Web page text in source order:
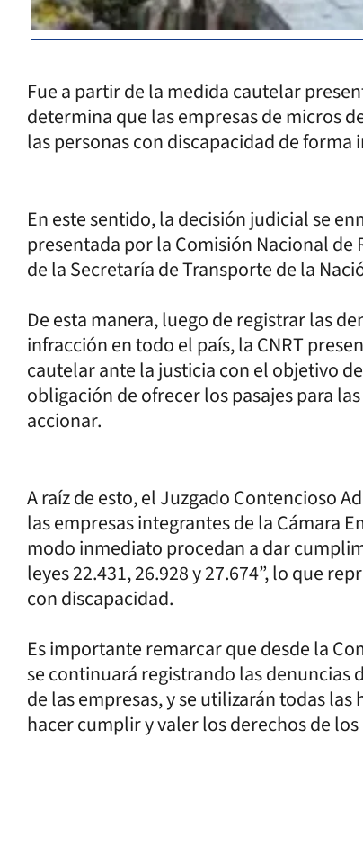
Fue a partir de la medida cautelar
determina que las empresas de micros
las personas con discapacidad de forma
En este sentido, la decisión judicial se
presentada por la Comisión Nacional
de la Secretaría de Transporte de la
De esta manera, luego de registrar las
infracción en todo el país, la CNRT
cautelar ante la justicia con el objetivo
obligación de ofrecer los pasajes para
accionar.
A raíz de esto, el Juzgado Contencioso
las empresas integrantes de la Cámara
modo inmediato procedan a dar
leyes 22.431, 26.928 y 27.674”, lo que
con discapacidad.
Es importante remarcar que desde la
se continuará registrando las denuncias
de las empresas, y se utilizarán todas
hacer cumplir y valer los derechos de